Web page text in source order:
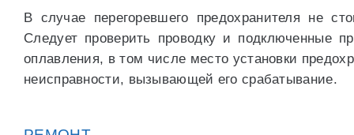
В случае перегоревшего предохранителя не
Следует проверить проводку и подключенные
оплавления, в том числе место установки
неисправности, вызывающей его срабатывание.